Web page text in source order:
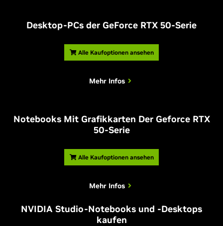
Desktop-PCs der GeForce RTX 50-Serie
Alle Kaufoptionen ansehen
Mehr Infos
Notebooks Mit Grafikkarten Der Geforce RTX
50-Serie
Alle Kaufoptionen ansehen
Mehr Infos
NVIDIA Studio-Notebooks und -Desktops
kaufen